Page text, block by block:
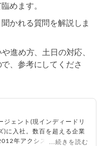
めます。
かれる質問を解説しま
進め方、土日の対応、
、参考にしてくださ
ジェント(現インディードリ
)に入社。数百を超える企業
年アクシス(株)設立、代
...続きを読む